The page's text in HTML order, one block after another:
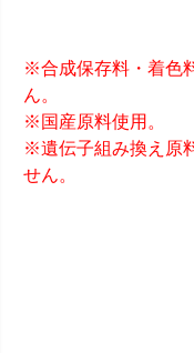
※合成保存料・着色
ん。
※国産原料使用。
※遺伝子組み換え原
せん。